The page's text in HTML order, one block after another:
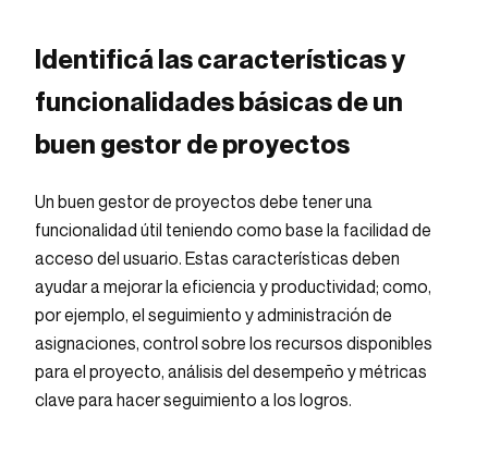
Identificá las características y
funcionalidades básicas de un
buen gestor de proyectos
Un buen gestor de proyectos debe tener una
funcionalidad útil teniendo como base la facilidad de
acceso del usuario. Estas características deben
ayudar a mejorar la eficiencia y productividad; como,
por ejemplo, el seguimiento y administración de
asignaciones, control sobre los recursos disponibles
para el proyecto, análisis del desempeño y métricas
clave para hacer seguimiento a los logros.